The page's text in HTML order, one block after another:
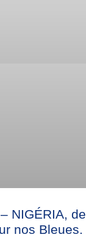
NIGÉRIA,
nos Bleues.